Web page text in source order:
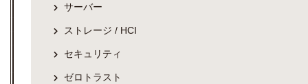
サーバー
ストレージ / HCI
セキュリティ
ゼロトラスト